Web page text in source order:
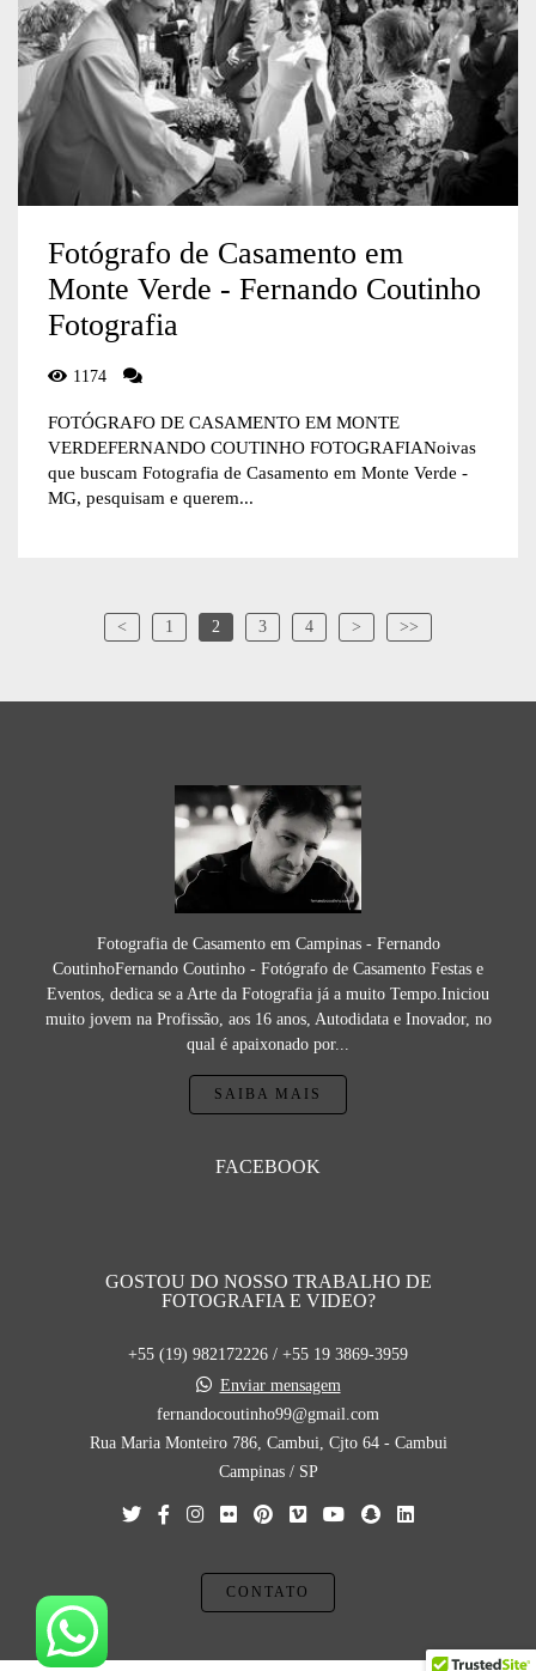
Fotógrafo de Casamento em
Monte Verde - Fernando Coutinho
Fotografia
1174
FOTÓGRAFO DE CASAMENTO EM MONTE
VERDEFERNANDO COUTINHO FOTOGRAFIANoivas
que buscam Fotografia de Casamento em Monte Verde -
MG, pesquisam e querem...
< 1 2 3 4 > >>
Fotografia de Casamento em Campinas - Fernando
CoutinhoFernando Coutinho - Fotógrafo de Casamento Festas e
Eventos, dedica se a Arte da Fotografia já a muito Tempo.Iniciou
muito jovem na Profissão, aos 16 anos, Autodidata e Inovador, no
qual é apaixonado por...
SAIBA MAIS
FACEBOOK
GOSTOU DO NOSSO TRABALHO DE
FOTOGRAFIA E VIDEO?
+55 (19) 982172226 / +55 19 3869-3959
Enviar mensagem
fernandocoutinho99@gmail.com
Rua Maria Monteiro 786, Cambui, Cjto 64 - Cambui
Campinas / SP
CONTATO